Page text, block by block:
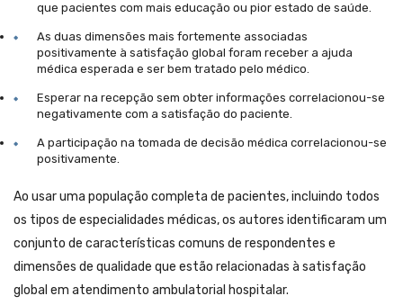
que pacientes com mais educação ou pior estado de saúde.
As duas dimensões mais fortemente associadas
positivamente à satisfação global foram receber a ajuda
médica esperada e ser bem tratado pelo médico.
Esperar na recepção sem obter informações correlacionou-se
negativamente com a satisfação do paciente.
A participação na tomada de decisão médica correlacionou-se
positivamente.
Ao usar uma população completa de pacientes, incluindo todos
os tipos de especialidades médicas, os autores identificaram um
conjunto de características comuns de respondentes e
dimensões de qualidade que estão relacionadas à satisfação
global em atendimento ambulatorial hospitalar.